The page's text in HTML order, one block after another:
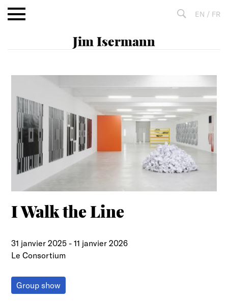
Aller
au
EN / FR
I Walk the Line
31 janvier 2025 -11 janvier 2026
Le Consortium
Group show